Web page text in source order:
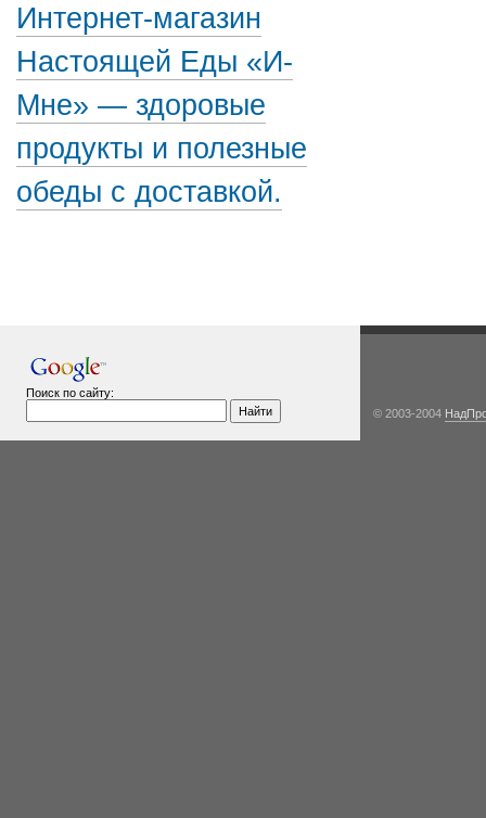
Интернет-магазин
Настоящей Еды «И-
Мне» — здоровые
продукты и полезные
обеды с доставкой.
Поиск по сайту:
© 2003-2004